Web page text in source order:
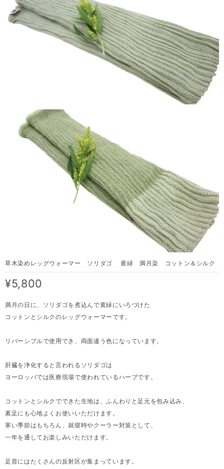
草木染めレッグウォーマー ソリダゴ 黄緑 満月染 コットン＆シルク
¥5,800
満月の日に、ソリダゴを煮込んで黄緑にいろづけた
コットンとシルクのレッグウォーマーです。
リバーシブルで使用でき、両面違う色になっています。
肝臓を浄化すると言われるソリダゴは
ヨーロッパでは医療現場で使われているハーブです。
コットンとシルクでできた生地は、ふんわりと足元を包み込み、
素足にも心地よくお使いいただけます。
寒い季節はもちろん、就寝時やクーラー対策として、
一年を通してお楽しみいただけます。
足首にはたくさんの反射区が集まっています。